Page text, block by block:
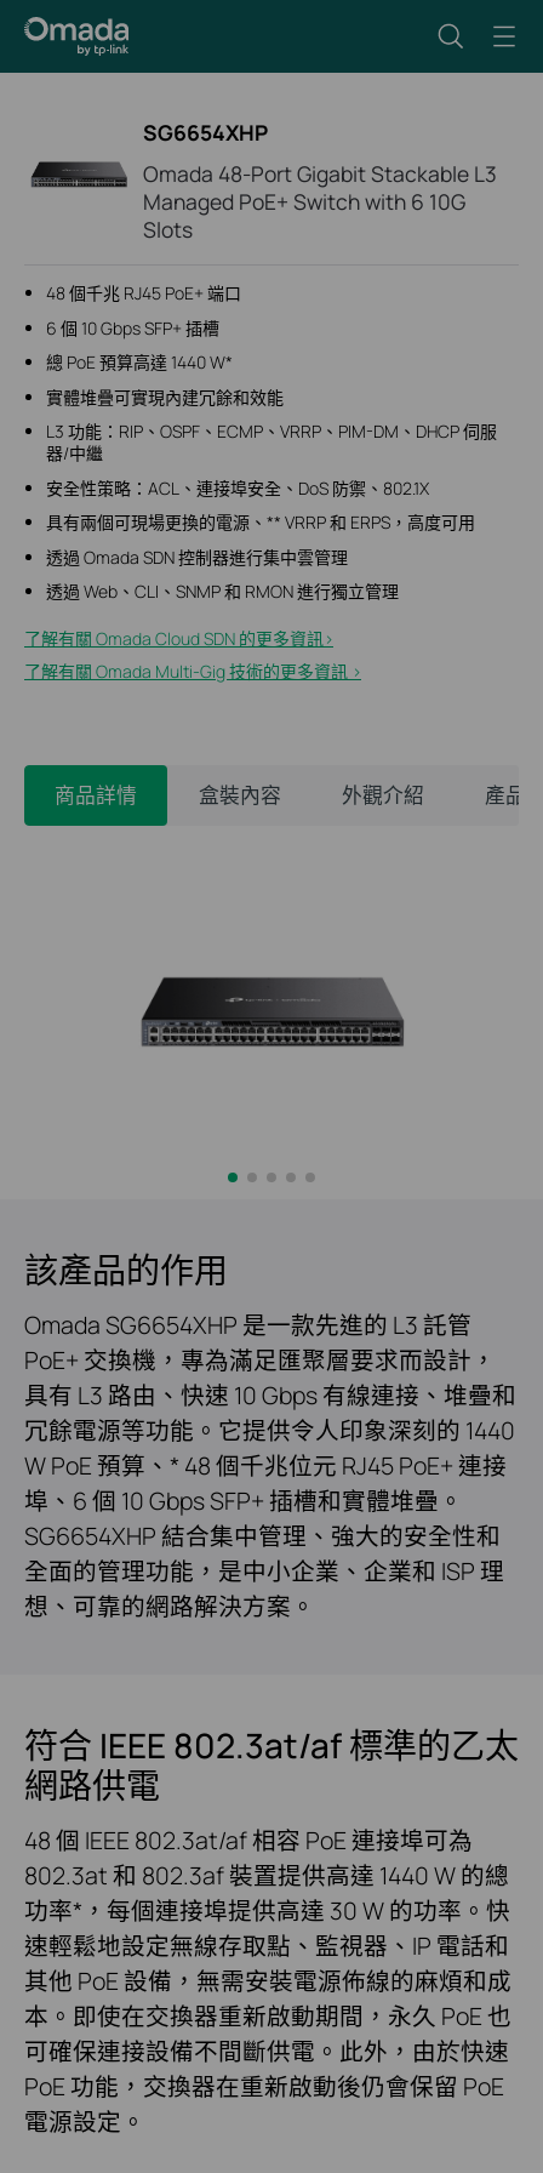
SG6654XHP
Omada 48-Port Gigabit Stackable L3
Managed PoE+ Switch with 6 10G
Slots
48 個千兆 RJ45 PoE+ 端口
6 個 10 Gbps SFP+ 插槽
總 PoE 預算高達 1440 W*
實體堆疊可實現內建冗餘和效能
L3 功能：RIP、OSPF、ECMP、VRRP、PIM-DM、DHCP 伺服
器/中繼
安全性策略：ACL、連接埠安全、DoS 防禦、802.1X
具有兩個可現場更換的電源、** VRRP 和 ERPS，高度可用
透過 Omada SDN 控制器進行集中雲管理
透過 Web、CLI、SNMP 和 RMON 進行獨立管理
了解有關 Omada Cloud SDN 的更多資訊>
了解有關 Omada Multi-Gig 技術的更多資訊 >
商品詳情 盒裝內容 外觀介紹 產品
該產品的作用
Omada SG6654XHP 是一款先進的 L3 託管
PoE+ 交換機，專為滿足匯聚層要求而設計，
具有 L3 路由、快速 10 Gbps 有線連接、堆疊和
冗餘電源等功能。它提供令人印象深刻的 1440
W PoE 預算、* 48 個千兆位元 RJ45 PoE+ 連接
埠、6 個 10 Gbps SFP+ 插槽和實體堆疊。
SG6654XHP 結合集中管理、強大的安全性和
全面的管理功能，是中小企業、企業和 ISP 理
想、可靠的網路解決方案。
符合 IEEE 802.3at/af 標準的乙太
網路供電
48 個 IEEE 802.3at/af 相容 PoE 連接埠可為
802.3at 和 802.3af 裝置提供高達 1440 W 的總
功率*，每個連接埠提供高達 30 W 的功率。快
速輕鬆地設定無線存取點、監視器、IP 電話和
其他 PoE 設備，無需安裝電源佈線的麻煩和成
本。即使在交換器重新啟動期間，永久 PoE 也
可確保連接設備不間斷供電。此外，由於快速
PoE 功能，交換器在重新啟動後仍會保留 PoE
電源設定。